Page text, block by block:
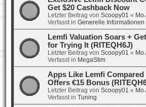
Get $20 Cashback Now
Letzter Beitrag von Scoopy01 « Mo
Verfasst in Generelle Informationen
Lemfi Valuation Soars +
for Trying It (RITEQH6J)
Letzter Beitrag von Scoopy01 « Mo
Verfasst in MegaStim
Apps Like Lemfi
Offers €15 Bonus
Letzter Beitrag von Scoopy01 « Mo
Verfasst in Tuning